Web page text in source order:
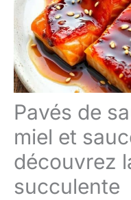
Pavés de
miel et
découvrez
succulente